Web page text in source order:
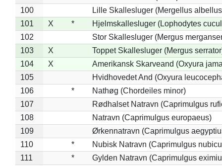
100
Lille Skallesluger (Mergellus
101
X *
Hjelmskallesluger (Lophodytes
102
Stor Skallesluger (Mergus
103
X
Toppet Skallesluger (Mergus
104
X
Amerikansk Skarveand (Oxyura
105
Hvidhovedet And (Oxyura
106
*
Nathøg (Chordeiles minor)
107
Rødhalset Natravn (Caprimulgus
108
Natravn (Caprimulgus europaeus)
109
Ørkennatravn (Caprimulgus
110
*
Nubisk Natravn (Caprimulgus
111
*
Gylden Natravn (Caprimulgus